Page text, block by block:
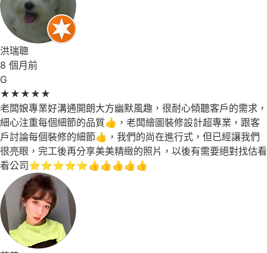
洪瑞聰
8 個月前
G
★ ★ ★ ★ ★
老闆娘專業好溝通開朗大方幽默風趣，很耐心傾聽客戶的需求，
細心注重每個細節的品質👍，老闆繪圖裝修設計超專業，跟客
戶討論每個裝修的細節👍，我們的尚在進行式，但已經讓我們
很亮眼，完工後再分享美美精緻的照片，以後有需要絕對找估看
看公司⭐⭐⭐⭐⭐👍👍👍👍👍